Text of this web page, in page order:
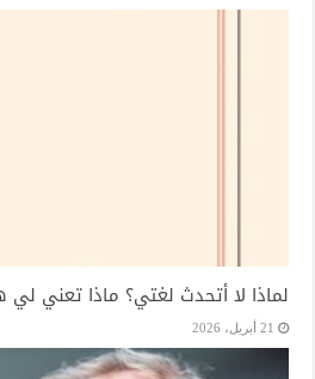
لماذا لا أتحدث لغتي؟ ماذا تعني لي
21 أبريل، 2026